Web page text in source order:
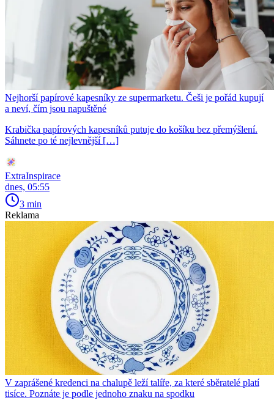
Nejhorší papírové kapesníky ze supermarketu. Češi je pořád kupují
a neví, čím jsou napuštěné
Krabička papírových kapesníků putuje do košíku bez přemýšlení.
Sáhnete po té nejlevnější […]
ExtraInspirace
dnes, 05:55
3 min
Reklama
V zaprášené kredenci na chalupě leží talíře, za které sběratelé platí
tisíce. Poznáte je podle jednoho znaku na spodku